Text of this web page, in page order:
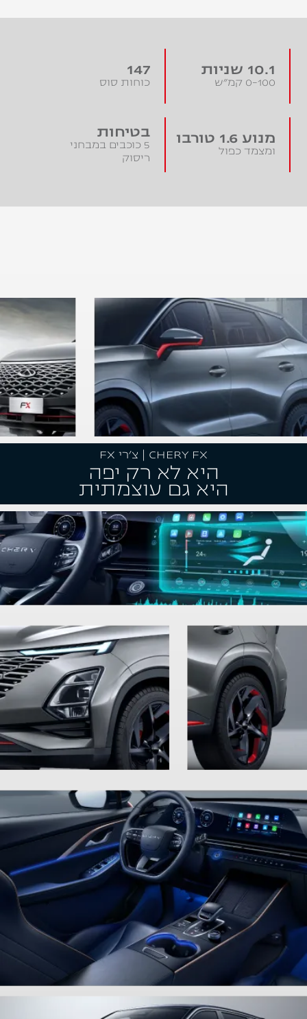
10.1 שניות
0-100 קמ״ש
147
כוחות סוס
מנוע 1.6 טורבו
ומצמד כפול
בטיחות
5 כוכבים במבחני
ריסוק
CHERY FX | צ'רי FX
היא לא רק יפה
היא גם עוצמתית